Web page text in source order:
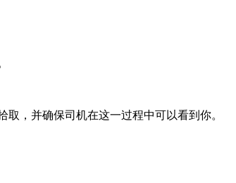
，并确保司机在这一过程中可以看到你。